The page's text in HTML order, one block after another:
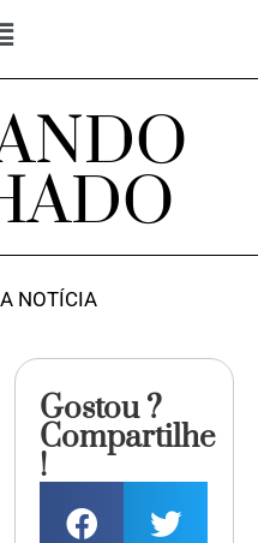
NOTÍCIA
Gostou ?
Compartilhe
!